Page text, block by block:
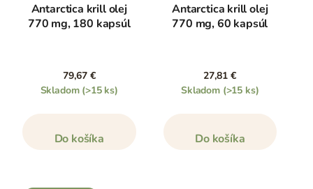
Antarctica krill olej
770 mg, 180 kapsúl
79,67 €
Skladom (>15 ks)
Do košíka
Antarctica krill olej
770 mg, 60 kapsúl
27,81 €
Skladom (>15 ks)
Do košíka